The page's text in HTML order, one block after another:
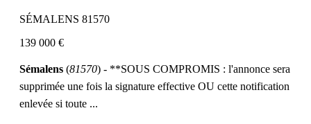
SÉMALENS 81570
139 000 €
Sémalens (81570) - **SOUS COMPROMIS : l'annonce sera
supprimée une fois la signature effective OU cette notification
enlevée si toute ...